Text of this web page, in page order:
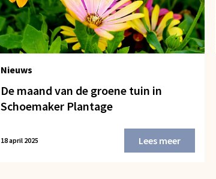
Nieuws
De maand van de groene tuin in
Schoemaker Plantage
18 april 2025 Lees meer